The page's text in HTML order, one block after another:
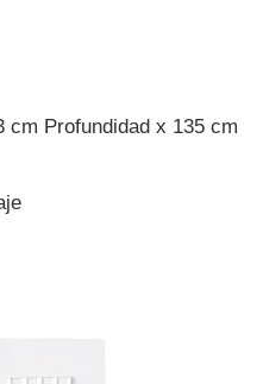
cm Profundidad x 135 cm